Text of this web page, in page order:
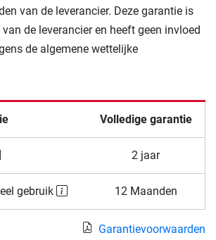
van de leverancier. Deze garantie is
de leverancier en heeft geen invloed
de algemene wettelijke
Volledige garantie
2 jaar
gebruik 12 Maanden
Garantievoorwaarden